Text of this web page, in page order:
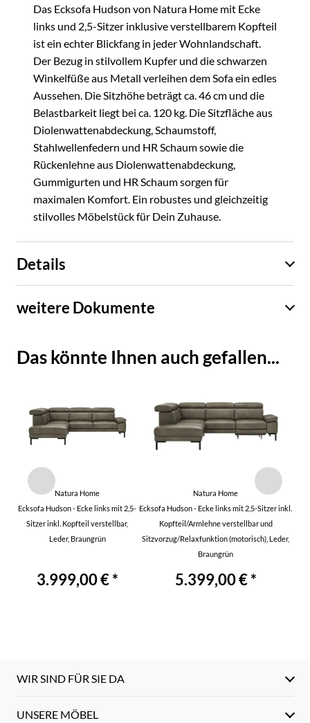
Das Ecksofa Hudson von Natura Home mit Ecke
links und 2,5-Sitzer inklusive verstellbarem Kopfteil
ist ein echter Blickfang in jeder Wohnlandschaft.
Der Bezug in stilvollem Kupfer und die schwarzen
Winkelfüße aus Metall verleihen dem Sofa ein edles
Aussehen. Die Sitzhöhe beträgt ca. 46 cm und die
Belastbarkeit liegt bei ca. 120 kg. Die Sitzfläche aus
Diolenwattenabdeckung, Schaumstoff,
Stahlwellenfedern und HR Schaum sowie die
Rückenlehne aus Diolenwattenabdeckung,
Gummigurten und HR Schaum sorgen für
maximalen Komfort. Ein robustes und gleichzeitig
stilvolles Möbelstück für Dein Zuhause.
Details
weitere Dokumente
Das könnte Ihnen auch gefallen...
Natura Home
Ecksofa Hudson - Ecke links mit 2,5-
Sitzer inkl. Kopfteil verstellbar,
Leder, Braungrün
3.999,00 € *
Natura Home
Ecksofa Hudson - Ecke links mit 2,5-Sitzer inkl.
Kopfteil/Armlehne verstellbar und
Sitzvorzug/Relaxfunktion (motorisch), Leder,
Braungrün
5.399,00 € *
WIR SIND FÜR SIE DA
UNSERE MÖBEL